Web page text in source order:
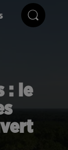
: le